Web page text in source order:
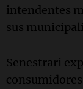
intendentes
sus
Senestrari